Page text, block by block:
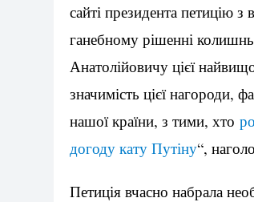
сайті президента петицію
ганебному рішенні
Анатолійовичу цієї
значимість цієї нагороди,
нашої країни, з тими, хто
догоду кату Путіну“,
Петиція вчасно набрала